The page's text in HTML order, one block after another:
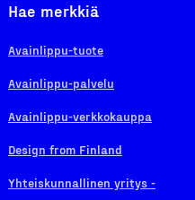
Hae merkkiä
Avainlippu-tuote
Avainlippu-palvelu
Avainlippu-verkkokauppa
Design from Finland
Yhteiskunnallinen yritys -